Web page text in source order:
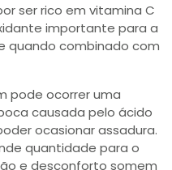
ser rico em vitamina C
importante para a
quando combinado com
pode ocorrer uma
causada pelo ácido
ocasionar assadura.
quantidade para o
e desconforto somem